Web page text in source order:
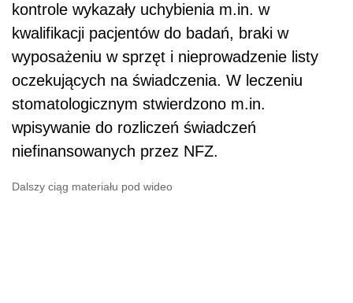
kontrole wykazały uchybienia m.in. w
kwalifikacji pacjentów do badań, braki w
wyposażeniu w sprzęt i nieprowadzenie listy
oczekujących na świadczenia. W leczeniu
stomatologicznym stwierdzono m.in.
wpisywanie do rozliczeń świadczeń
niefinansowanych przez NFZ.
Dalszy ciąg materiału pod wideo